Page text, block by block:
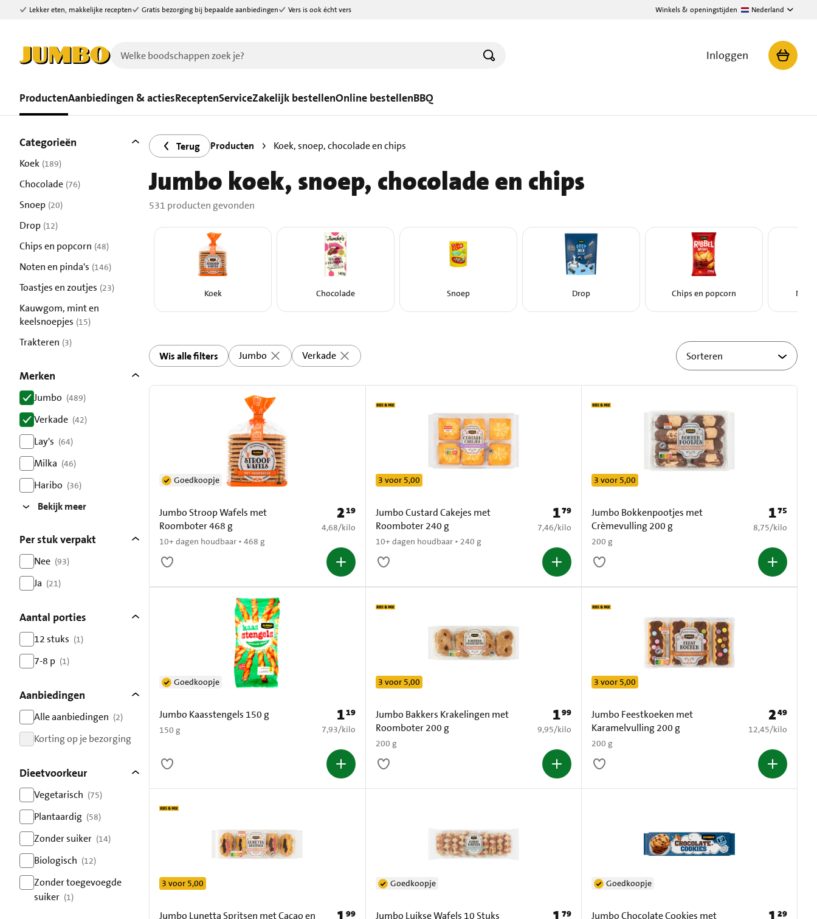
Ga naar zoeken
Ga naar hoofdinhoud
Lekker eten, makkelijke recepten Gratis bezorging bij bepaalde aanbiedingen Vers is ook écht vers Winkels & openingstijden Nederland
Inloggen
ProductenAanbiedingen & actiesReceptenServiceZakelijk bestellenOnline bestellenBBQ
531 producten gevonden.
Filters
Categorieën
Koek (189)
Chocolade (76)
Snoep (20)
Drop (12)
Chips en popcorn (48)
Noten en pinda's (146)
Toastjes en zoutjes (23)
Kauwgom, mint en
keelsnoepjes (15)
Trakteren (3)
Merken
Jumbo (489)
resultaten
Verkade (42)
resultaten
Lay's (64)
resultaten
Milka (46)
resultaten
Haribo (36)
Bekijk meer
Per stuk verpakt
Nee (93)
resultaten
Ja (21)
Aantal porties
12 stuks (1)
resultaten
7-8 p (1)
Aanbiedingen
Alle aanbiedingen (2)
resultaten
Korting op je bezorging
Dieetvoorkeur
Vegetarisch (75)
resultaten
Plantaardig (58)
resultaten
Zonder suiker (14)
resultaten
Biologisch (12)
resultaten
Zonder toegevoegde
suiker (1)
Terug Producten Koek, snoep, chocolade en chips
Jumbo koek, snoep, chocolade en chips
531 producten gevonden
Koek Chocolade Snoep Drop Chips en popcorn
Wis alle filters Jumbo Verkade
Jumbo Stroop Wafels met
Roomboter 468 g
10+ dagen houdbaar • 468 g
Goedkoopje
Prijs: € 2,19
219
€ 4,68 per kilo
4,68/kilo
Jumbo Custard Cakejes met
Roomboter 240 g
10+ dagen houdbaar • 240 g
3 voor 5,00
Prijs: € 1,79
179
€ 7,46 per kilo
7,46/kilo
Jumbo Bokkenpootjes met
Crèmevulling 200 g
200 g
3 voor 5,00
Prijs: € 1,75
175
€ 8,75 per kilo
8,75/kilo
Jumbo Kaasstengels 150 g
150 g
Goedkoopje
Prijs: € 1,19
119
€ 7,93 per kilo
7,93/kilo
Jumbo Bakkers Krakelingen met
Roomboter 200 g
200 g
3 voor 5,00
Prijs: € 1,99
199
€ 9,95 per kilo
9,95/kilo
Jumbo Feestkoeken met
Karamelvulling 200 g
200 g
3 voor 5,00
Prijs: € 2,49
249
€ 12,45 per kilo
12,45/kilo
Jumbo Lunetta Spritsen met Cacao en
3 voor 5,00
Prijs: € 1,99
99
Jumbo Luikse Wafels 10 Stuks
Goedkoopje
Prijs: € 1,79
79
Jumbo Chocolate Cookies met
Goedkoopje
Prijs: € 1,29
29